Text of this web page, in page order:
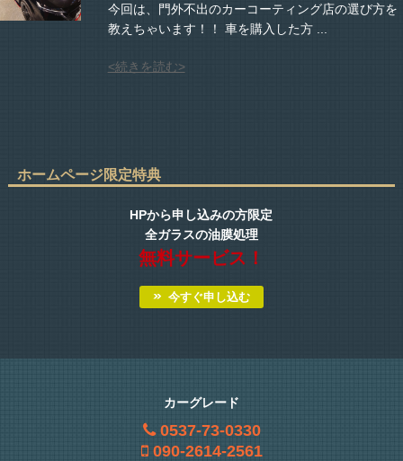
今回は、門外不出のカーコーティング店の選び方を
教えちゃいます！！ 車を購入した方 ...
<続きを読む>
ホームページ限定特典
HPから申し込みの方限定
全ガラスの油膜処理
無料サービス！
今すぐ申し込む
カーグレード
0537-73-0330
090-2614-2561